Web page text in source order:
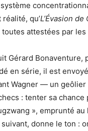
qu’L’Évasion
attestées par les
Gérard Bonaventure,
en série, il est
Wagner — un geôlier
: tenter sa
», emprunté
donne le ton :